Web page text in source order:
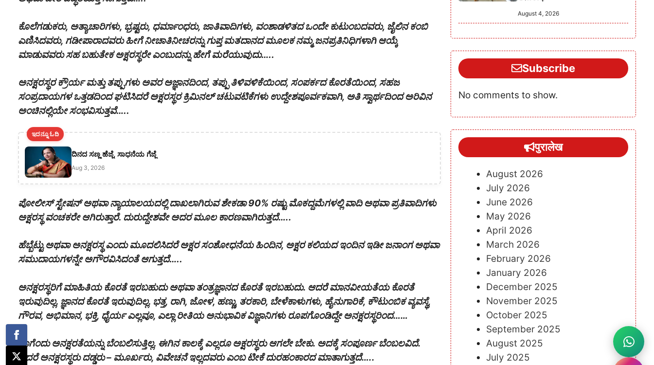
ಕೊಲೆಗಡುಕರು, ಅತ್ಯಾಚಾರಿಗಳು, ಭ್ರಷ್ಟರು, ಧರ್ಮಾಂಧರು, ಜಾತಿವಾದಿಗಳು, ವಂಶಾಡಳಿತದ ಒಂದೇ ಕುಟುಂಬದವರು, ಜೈಲಿನ ಕಂಬಿ
ಎಣಿಸಿದವರು, ಗಡೀಪಾರಾದವರು ಹೀಗೆ ನೀಚಾತಿನೀಚರನ್ನು ಗುಪ್ತ ಮತದಾನದ ಮೂಲಕ ನಮ್ಮ ಜನಪ್ರತಿನಿಧಿಗಳಾಗಿ ಆಯ್ಕೆ
ಮಾಡುವವರು ಸಹ ಬಹುತೇಕ ಅಕ್ಷರಸ್ಥರೇ ಎಂಬುದನ್ನು ಹೇಗೆ ಮರೆಯುವುದು…..
ಅನಕ್ಷರಸ್ಥರ ಕ್ರೌರ್ಯ ಮತ್ತು ತಪ್ಪುಗಳು ಅವರ ಅಜ್ಞಾನದಿಂದ, ತಪ್ಪು ತಿಳಿವಳಿಕೆಯಿಂದ, ಸಂಪರ್ಕದ ಕೊರತೆಯಿಂದ, ಸಹಜ
ಸಂಪ್ರದಾಯಗಳ ಒತ್ತಡದಿಂದ ಘಟಿಸಿದರೆ ಅಕ್ಷರಸ್ಥರ ಕ್ರಿಮಿನಲ್ ಚಟುವಟಿಕೆಗಳು ಉದ್ದೇಶಪೂರ್ವಕವಾಗಿ, ಅತಿ ಸ್ವಾರ್ಥದಿಂದ ಅರಿವಿನ
ಅಂಚಿನಲ್ಲಿಯೇ ಸಂಭವಿಸುತ್ತವೆ…..
ಇದನ್ನೂ ಓದಿ
ದಿನದ ಸಣ್ಣ ಹೆಜ್ಜೆ, ಸಾಧನೆಯ ಗೆಜ್ಜೆ
Aug 3, 2026
ಪೋಲೀಸ್ ಸ್ಟೇಷನ್ ಅಥವಾ ನ್ಯಾಯಾಲಯದಲ್ಲಿ ದಾಖಲಾಗಿರುವ ಶೇಕಡಾ 90% ರಷ್ಟು ಮೊಕದ್ದಮೆಗಳಲ್ಲಿ ವಾದಿ ಅಥವಾ ಪ್ರತಿವಾದಿಗಳು
ಅಕ್ಷರಸ್ಥ ವಂಚಕರೇ ಆಗಿರುತ್ತಾರೆ. ದುರುದ್ದೇಶವೇ ಅದರ ಮೂಲ ಕಾರಣವಾಗಿರುತ್ತದೆ…..
ಹೆಬ್ಬೆಟ್ಟು ಅಥವಾ ಅನಕ್ಷರಸ್ಥ ಎಂದು ಮೂದಲಿಸಿದರೆ ಅಕ್ಷರ ಸಂಶೋಧನೆಯ ಹಿಂದಿನ, ಅಕ್ಷರ ಕಲಿಯದ ಇಂದಿನ ಇಡೀ ಜನಾಂಗ ಅಥವಾ
ಸಮುದಾಯಗಳನ್ನೇ ಅಗೌರವಿಸಿದಂತೆ ಆಗುತ್ತದೆ…..
ಅನಕ್ಷರಸ್ಥರಿಗೆ ಮಾಹಿತಿಯ ಕೊರತೆ ಇರಬಹುದು ಅಥವಾ ತಂತ್ರಜ್ಞಾನದ ಕೊರತೆ ಇರಬಹುದು. ಆದರೆ ಮಾನವೀಯತೆಯ ಕೊರತೆ
ಇರುವುದಿಲ್ಲ. ಜ್ಞಾನದ ಕೊರತೆ ಇರುವುದಿಲ್ಲ. ಭತ್ತ, ರಾಗಿ, ಜೋಳ, ಹಣ್ಣು, ತರಕಾರಿ, ಬೇಳೆಕಾಳುಗಳು, ಹೈನುಗಾರಿಕೆ, ಕೌಟುಂಬಿಕ ವ್ಯವಸ್ಥೆ,
ಗೌರವ, ಅಭಿಮಾನ, ಭಕ್ತಿ, ಧೈರ್ಯ ಎಲ್ಲವೂ, ಎಲ್ಲಾ ರೀತಿಯ ಅನುಭಾವಿಕ ವಿಜ್ಞಾನಿಗಳು ರೂಪಗೊಂಡಿದ್ದೇ ಅನಕ್ಷರಸ್ಥರಿಂದ……
ಹಾಗೆಂದು ಅನಕ್ಷರತೆಯನ್ನು ಬೆಂಬಲಿಸುತ್ತಿಲ್ಲ. ಈಗಿನ ಕಾಲಕ್ಕೆ ಎಲ್ಲರೂ ಅಕ್ಷರಸ್ಥರು ಆಗಲೇ ಬೇಕು. ಅದಕ್ಕೆ ಸಂಪೂರ್ಣ ಬೆಂಬಲವಿದೆ.
ಆದರೆ ಅನಕ್ಷರಸ್ಥರು ದಡ್ಡರು – ಮೂರ್ಖರು, ವಿವೇಚನೆ ಇಲ್ಲದವರು ಎಂಬ ಟೀಕೆ ದುರಹಂಕಾರದ ಮಾತಾಗುತ್ತದೆ…..
August 4, 2026
Subscribe
No comments to show.
पुरालेख
August 2026
July 2026
June 2026
May 2026
April 2026
March 2026
February 2026
January 2026
December 2025
November 2025
October 2025
September 2025
August 2025
July 2025